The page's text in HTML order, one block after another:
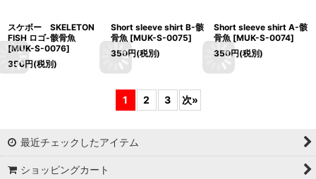
スケボー SKELETON
FISH ロゴ-骸骨魚
[MUK-S-0076]
350円(税別)
Short sleeve shirt B-骸
骨魚 [MUK-S-0075]
350円(税別)
Short sleeve shirt A-骸
骨魚 [MUK-S-0074]
350円(税別)
1 2 3 次»
最近チェックしたアイテム
ショッピングカート